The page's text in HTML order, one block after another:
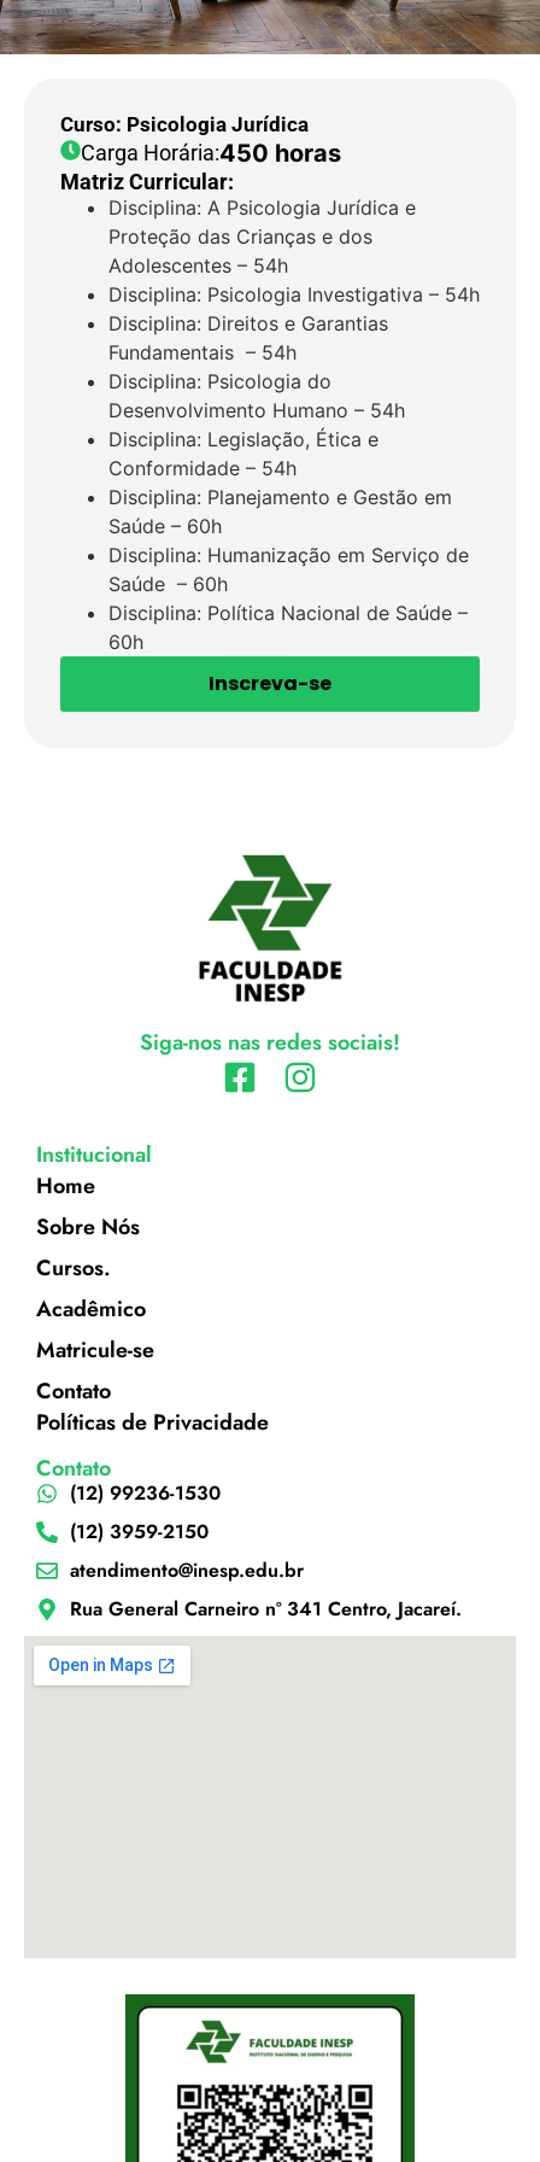
Curso: Psicologia Jurídica
Carga Horária:450 horas
Matriz Curricular:
Disciplina: A Psicologia Jurídica e
Proteção das Crianças e dos
Adolescentes – 54h
Disciplina: Psicologia Investigativa – 54h
Disciplina: Direitos e Garantias
Fundamentais – 54h
Disciplina: Psicologia do
Desenvolvimento Humano – 54h
Disciplina: Legislação, Ética e
Conformidade – 54h
Disciplina: Planejamento e Gestão em
Saúde – 60h
Disciplina: Humanização em Serviço de
Saúde – 60h
Disciplina: Política Nacional de Saúde –
60h
Inscreva-se
Siga-nos nas redes sociais!
Institucional
Home
Sobre Nós
Cursos.
Acadêmico
Matricule-se
Contato
Políticas de Privacidade
Contato
(12) 99236-1530
(12) 3959-2150
atendimento@inesp.edu.br
Rua General Carneiro nº 341 Centro, Jacareí.